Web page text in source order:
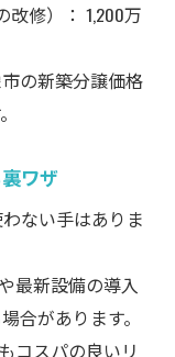
修）： 1,200万
の新築分譲価格
ワザ
ない手はありま
最新設備の導入
合があります。
コスパの良いリ